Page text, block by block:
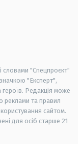
словами "Спецпроєкт"
"Експерт",
Редакція може
реклами та правил
сайтом.
для осіб старше 21